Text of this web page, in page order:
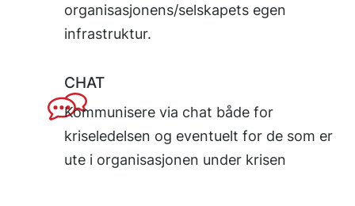
organisasjonens/selskapets egen
infrastruktur.
CHAT
Kommunisere via chat både for
kriseledelsen og eventuelt for de som er
ute i organisasjonen under krisen